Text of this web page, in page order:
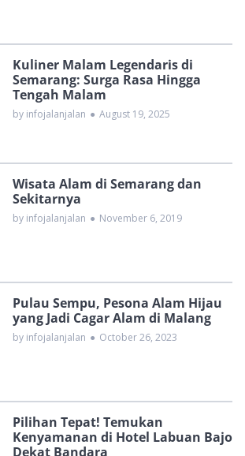
Kuliner Malam Legendaris di
Semarang: Surga Rasa Hingga
Tengah Malam
by infojalanjalan ● August 19, 2025
Wisata Alam di Semarang dan
Sekitarnya
by infojalanjalan ● November 6, 2019
Pulau Sempu, Pesona Alam Hijau
yang Jadi Cagar Alam di Malang
by infojalanjalan ● October 26, 2023
Pilihan Tepat! Temukan
Kenyamanan di Hotel Labuan Bajo
Dekat Bandara